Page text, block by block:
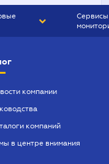
Сервисы
компании
компаний
в центре внимания